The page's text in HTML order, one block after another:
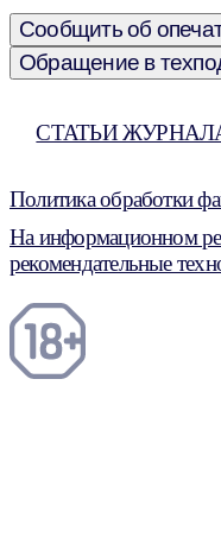
Сообщить об
Обращение в
СТАТЬИ
Политика обработки
На информационном
рекомендательные